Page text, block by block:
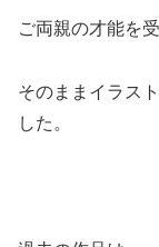
ご両親の才能を
そのままイラス
した。